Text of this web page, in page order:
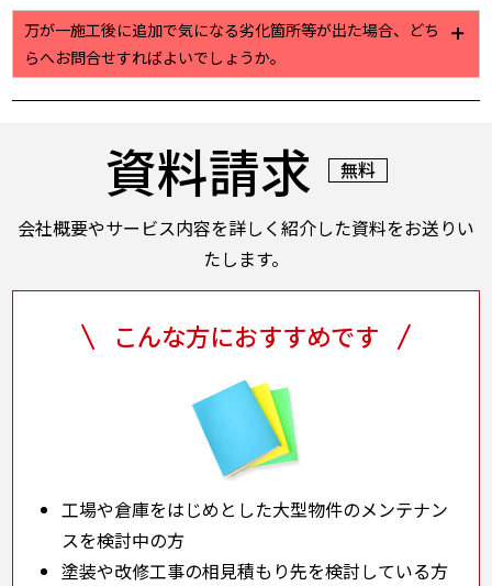
詳細は各社様に対して現場調査後のお打ち合わせ時に
調整させていただきますが、最大限通常業務に支障の
出ないよう配慮・手配をさせていただきます。
万が一施工後に追加で気になる劣化箇所等が出た場合、どち
らへお問合せすればよいでしょうか。
基本的にはすべて株式会社植田にて承っております。
すのでご安心ください。
資料請求 無料
会社概要やサービス内容を詳しく紹介した資料をお送りい
たします。
こんな方におすすめです
工場や倉庫をはじめとした大型物件のメンテナン
スを検討中の方
塗装や改修工事の相見積もり先を検討している方